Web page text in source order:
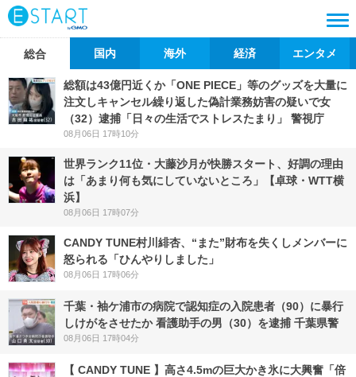
総合 国内 海外 経済 エンタメ
総額は43億円近くか「ONE PIECE」等のグッズを大量に
注文しキャンセル繰り返した偽計業務妨害の疑いで女
（32）逮捕「日々の生活でストレスたまり」 警視庁
08月06日 17時10分
世界ランク11位・大藤沙月が快勝スタート、好調の理由
は「あまり何も気にしていないところ」【卓球・WTT横
浜】
08月06日 17時07分
CANDY TUNE村川緋杏、“また”財布を失くしメンバーに
怒られる「ひんやりしました」
08月06日 17時06分
千葉・袖ケ浦市の病院で認知症の入院患者（90）に暴行
しけがをさせたか 看護助手の男（30）を逮捕 千葉県警
08月06日 17時04分
【 CANDY TUNE 】高さ4.5mの巨大かき氷に大興奮「倍